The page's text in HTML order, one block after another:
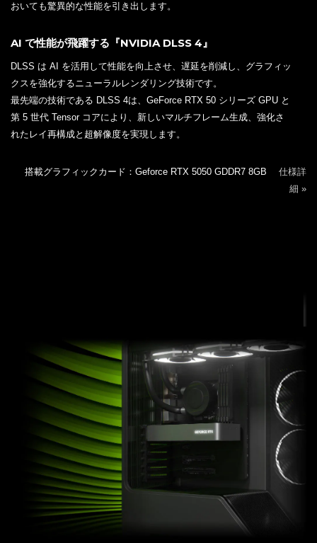
おいても驚異的な性能を引き出します。
AI で性能が飛躍する『NVIDIA DLSS 4』
DLSS は AI を活用して性能を向上させ、遅延を削減し、グラフィッ
クスを強化するニューラルレンダリング技術です。
最先端の技術である DLSS 4は、GeForce RTX 50 シリーズ GPU と
第 5 世代 Tensor コアにより、新しいマルチフレーム生成、強化さ
れたレイ再構成と超解像度を実現します。
搭載グラフィックカード：Geforce RTX 5050 GDDR7 8GB 仕様詳
細 »